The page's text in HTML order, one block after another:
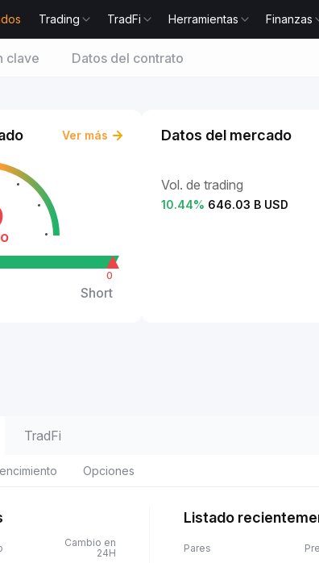
Trading TradFi Herramientas Finanzas
clave Datos del contrato
Ver más
0
Short
Datos del mercado
Vol. de trading
10.44% 646.03 B USD
TradFi
Opciones
Cambio en
24H
Listado
Pares